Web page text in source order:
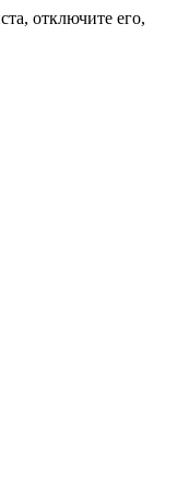
отключите его,